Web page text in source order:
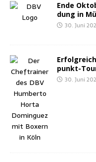
Ende
dung in
30. Juni
punkt-
30. Juni